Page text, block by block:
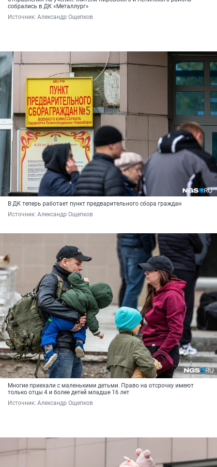
собрались в ДК «Металлург»
Источник: Александр Ощепков
В ДК теперь работает пункт предварительного сбора граждан
Источник: Александр Ощепков
Многие приехали с маленькими детьми. Право на отсрочку имеют
только отцы 4 и более детей младше 16 лет
Источник: Александр Ощепков